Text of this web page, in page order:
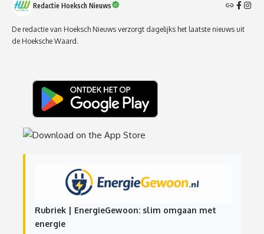
Redactie Hoeksch Nieuws
De redactie van Hoeksch Nieuws verzorgt dagelijks het laatste nieuws uit
de Hoeksche Waard.
Rubriek | EnergieGewoon: slim omgaan met
energie